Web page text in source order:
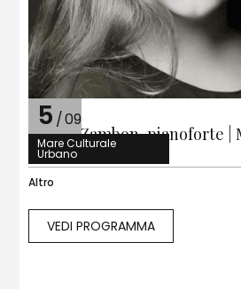
5 /09
Mare Culturale
Urbano
Bianca Zambon, pianoforte |
Urbano
Altro
VEDI PROGRAMMA